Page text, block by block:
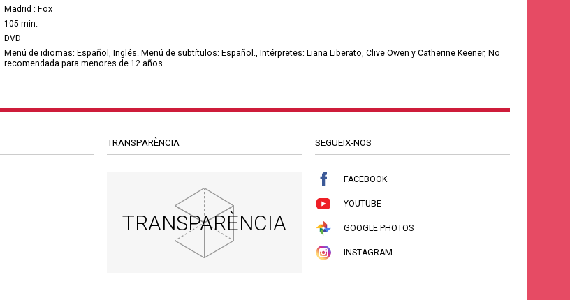
Madrid : Fox
105 min.
DVD
Menú de idiomas: Español, Inglés. Menú de subtítulos: Español., Intérpretes: Liana Liberato, Clive Owen y Catherine Keener, No
recomendada para menores de 12 años
TRANSPARÈNCIA
TRANSPARÈNCIA
SEGUEIX-NOS
FACEBOOK
YOUTUBE
GOOGLE PHOTOS
INSTAGRAM